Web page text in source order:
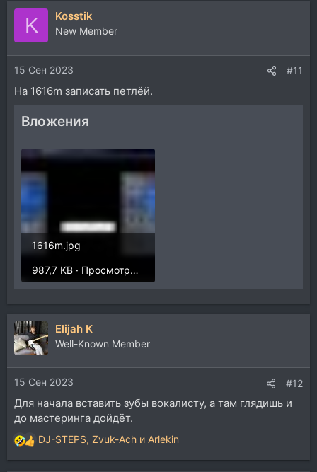
K Kosstik
New Member
15 Сен 2023 #11
На 1616m записать петлёй.
Вложения
1616m.jpg
987,7 KB · Просмотры: 327
Elijah K
Well-Known Member
15 Сен 2023 #12
Для начала вставить зубы вокалисту, а там глядишь и
до мастеринга дойдёт.
Р
е
DJ-STEPS, Zvuk-Ach и Arlekin